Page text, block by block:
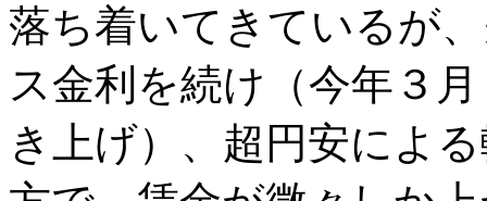
落ち着いてきているが
ス金利を続け（今年３
き上げ）、超円安によ